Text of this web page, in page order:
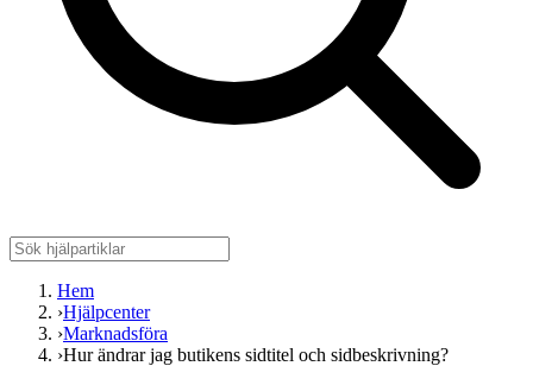
Hem
›Hjälpcenter
›Marknadsföra
›Hur ändrar jag butikens sidtitel och sidbeskrivning?